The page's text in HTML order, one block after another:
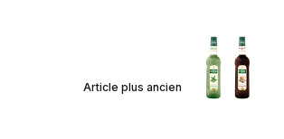
Article plus ancien